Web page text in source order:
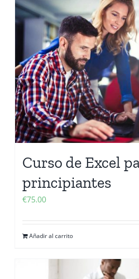
Curso de Excel
principiantes
€75.00
Añadir al carrito